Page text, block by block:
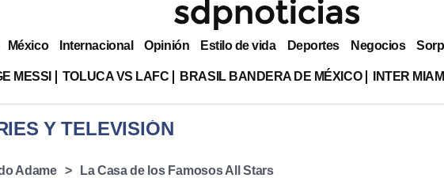
México Internacional Opinión Estilo de vida Deportes Negocios
MESSI TOLUCA VS LAFC BRASIL BANDERA DE MÉXICO INTER
Y TELEVISIÓN
Adame La Casa de los Famosos All Stars